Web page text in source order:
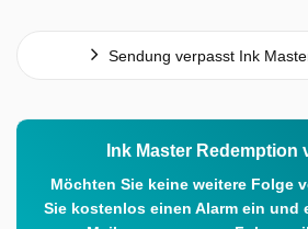
Sendung verpasst Ink
Ink Master Redemption
Möchten Sie keine weitere Folge
Sie kostenlos einen Alarm ein und